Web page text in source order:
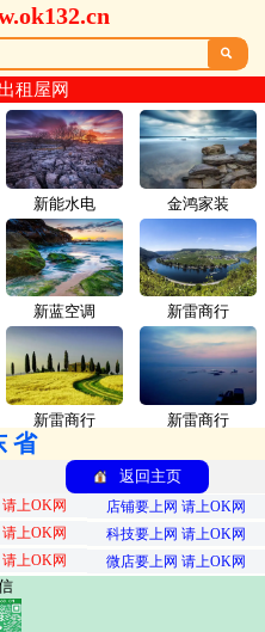

租屋网
新能水电 金鸿家装
新蓝空调 新雷商行
新雷商行 新雷商行
省
返回主页
上OK网
店铺要上网 请上OK网
上OK网
科技要上网 请上OK网
上OK网 微店要上网 请上OK网